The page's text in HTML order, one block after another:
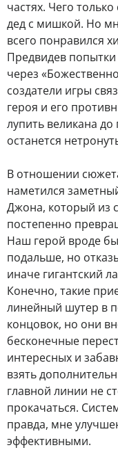
частях. Чего
дед с мишкой. Но
всего понравился
Предвидев
через
создатели игры
героя и его
лупить великана
останется
В отношении
наметился
Джона, который из
постепенно
Наш герой вроде бы
подальше, но
иначе гигантский
Конечно, такие
линейный шутер в
концовок, но они
бесконечные
интересных и
взять
главной линии не
прокачаться.
правда, мне
эффективными.